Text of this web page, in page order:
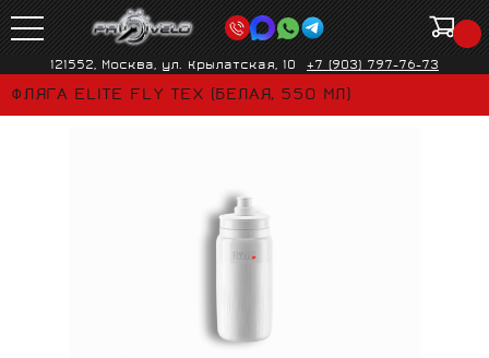
121552, Москва, ул. Крылатская, 10 +7 (903) 797-76-73
ФЛЯГА ELITE FLY TEX (БЕЛАЯ, 550 МЛ)